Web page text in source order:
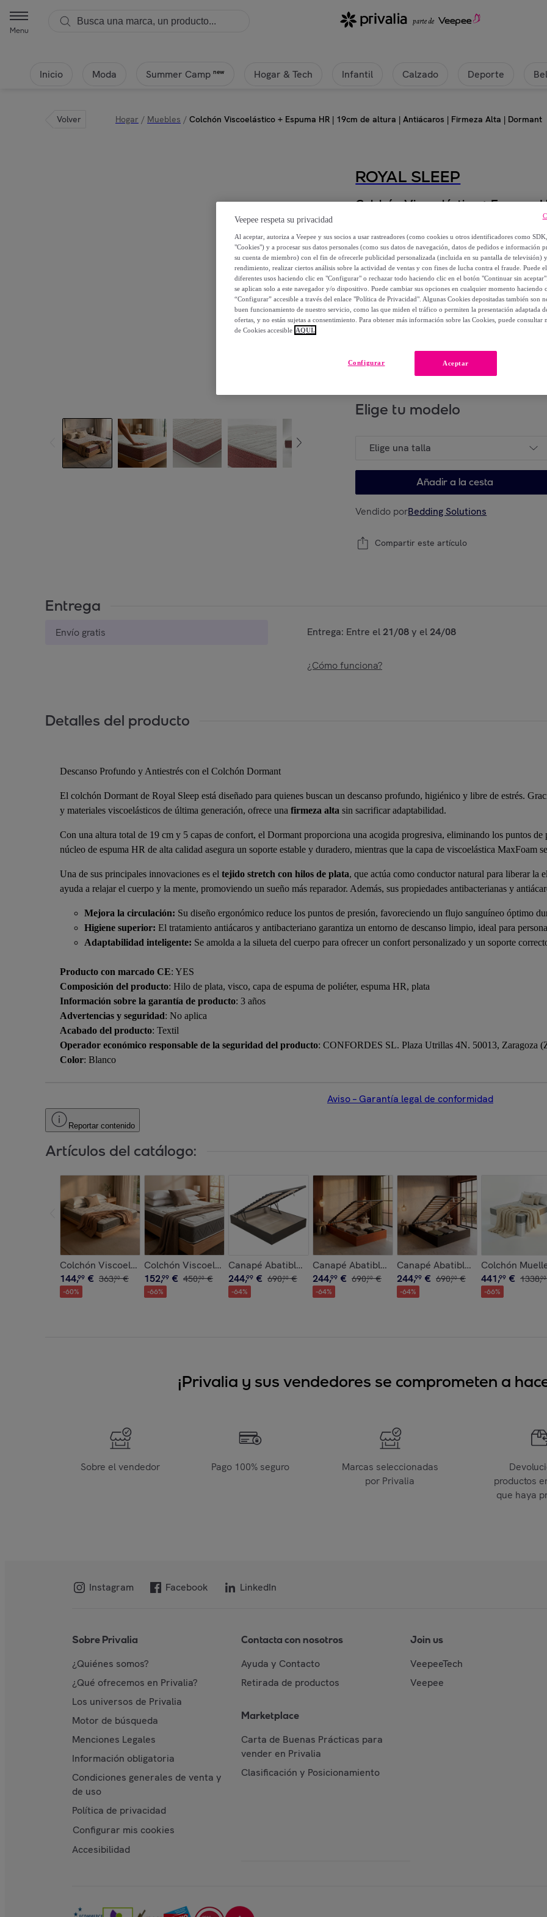
Menu
Inicio Moda Summer Camp new Hogar & Tech Infantil Calzado Deporte
Volver Hogar / Muebles / Colchón Viscoelástico + Espuma HR | 19cm de altura | Antiácaros | Firmeza Alta | Dormant
ROYAL SLEEP
Colchón Viscoelástico + Espuma
Desde
86,99 €
255,00 €
-65 %
Elige tu modelo
Elige una talla
Añadir a la cesta
Vendido porBedding Solutions
Compartir este artículo
Entrega
Envío gratis Entrega: Entre el 21/08y el 24/08
¿Cómo funciona?
Detalles del producto
Descanso Profundo y Antiestrés con el Colchón Dormant
El colchón Dormant de Royal Sleep está diseñado para quienes buscan un descanso profundo, higiénico y libre de estrés.
y materiales viscoelásticos de última generación, ofrece una firmeza alta sin sacrificar adaptabilidad.
Con una altura total de 19 cm y 5 capas de confort, el Dormant proporciona una acogida progresiva, eliminando los puntos
núcleo de espuma HR de alta calidad asegura un soporte estable y duradero, mientras que la capa de viscoelástica MaxFoam
Una de sus principales innovaciones es el tejido stretch con hilos de plata, que actúa como conductor natural para liberar la
ayuda a relajar el cuerpo y la mente, promoviendo un sueño más reparador. Además, sus propiedades antibacterianas y
Mejora la circulación: Su diseño ergonómico reduce los puntos de presión, favoreciendo un flujo sanguíneo óptimo
Higiene superior: El tratamiento antiácaros y antibacteriano garantiza un entorno de descanso limpio, ideal para
Adaptabilidad inteligente: Se amolda a la silueta del cuerpo para ofrecer un confort personalizado y un soporte
Producto con marcado CE: YES
Composición del producto: Hilo de plata, visco, capa de espuma de poliéter, espuma HR, plata
Información sobre la garantía de producto: 3 años
Advertencias y seguridad: No aplica
Acabado del producto: Textil
Operador económico responsable de la seguridad del producto: CONFORDES SL. Plaza Utrillas 4N. 50013, Zaragoza
Color: Blanco
Aviso – Garantía legal de conformidad
Reportar contenido
Artículos del catálogo:
Colchón Viscoelástico + Espuma HR | 25cm de altura | Antiácaros | Firmeza Alta | Sueño Regenerador |
144,99 € 363,00 €
-60%
Colchón Viscoelástico + Espuma HR | 29cm de altura | Antiácaros | Firmeza Alta | Sueño
152,99 € 450,00 €
-66%
Canapé Abatible con somier | 31CM | ENVÍO, MONTAJE Y RECOGIDA
244,99 € 690,00 €
-64%
Canapé Abatible con somier | 31CM | ENVÍO,
244,99 € 690,00 €
-64%
Canapé Abatible con somier |
244,99 € 690,00 €
-64%
Colchón
441,99 € 1338,00
-66%
¡Privalia y sus vendedores se comprometen a
Sobre el vendedor Pago 100% seguro
Marcas seleccionadas
por Privalia
productos
que haya
Instagram Facebook LinkedIn
Sobre Privalia
¿Quiénes somos?
¿Qué ofrecemos en Privalia?
Los universos de Privalia
Motor de búsqueda
Menciones Legales
Información obligatoria
Condiciones generales de venta y
de uso
Política de privacidad
Configurar mis cookies
Accesibilidad
Contacta con nosotros
Ayuda y Contacto
Retirada de productos
Marketplace
Carta de Buenas Prácticas para
vender en Privalia
Clasificación y Posicionamiento
Join us
VeepeeTech
Veepee
Veepee respeta su privacidad
Al aceptar, autoriza a Veepee y sus socios a usar rastreadores (como cookies u otros identificadores como
"Cookies") y a procesar sus datos personales (como sus datos de navegación, datos de pedidos e información
su cuenta de miembro) con el fin de ofrecerle publicidad personalizada (incluida en su pantalla de televisión)
rendimiento, realizar ciertos análisis sobre la actividad de ventas y con fines de lucha contra el fraude. Puede
diferentes usos haciendo clic en "Configurar" o rechazar todo haciendo clic en el botón "Continuar sin
se aplican solo a este navegador y/o dispositivo. Puede cambiar sus opciones en cualquier momento haciendo
“Configurar” accesible a través del enlace "Política de Privacidad". Algunas Cookies depositadas también son
buen funcionamiento de nuestro servicio, como las que miden el tráfico o permiten la presentación adaptada
ofertas, y no están sujetas a consentimiento. Para obtener más información sobre las Cookies, puede consultar
de Cookies accesible AQUÍ.
Aceptar
Configurar